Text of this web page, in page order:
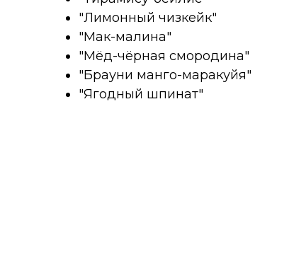
"Лимонный чизкейк"
"Мак-малина"
"Мёд-чёрная смородина"
"Брауни манго-маракуйя"
"Ягодный шпинат"